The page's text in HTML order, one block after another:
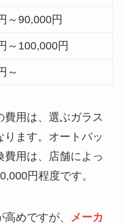
～90,000円
～100,000円
～
費用は、選ぶガラス
ます。オートバッ
費用は、店舗によっ
円程度です。
めですが、
メーカ